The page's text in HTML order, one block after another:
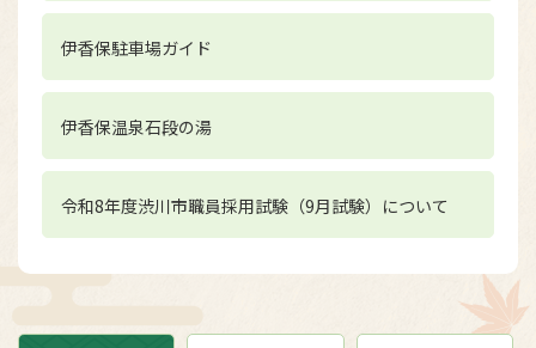
伊香保駐車場ガイド
伊香保温泉石段の湯
令和8年度渋川市職員採用試験（9月試験）について